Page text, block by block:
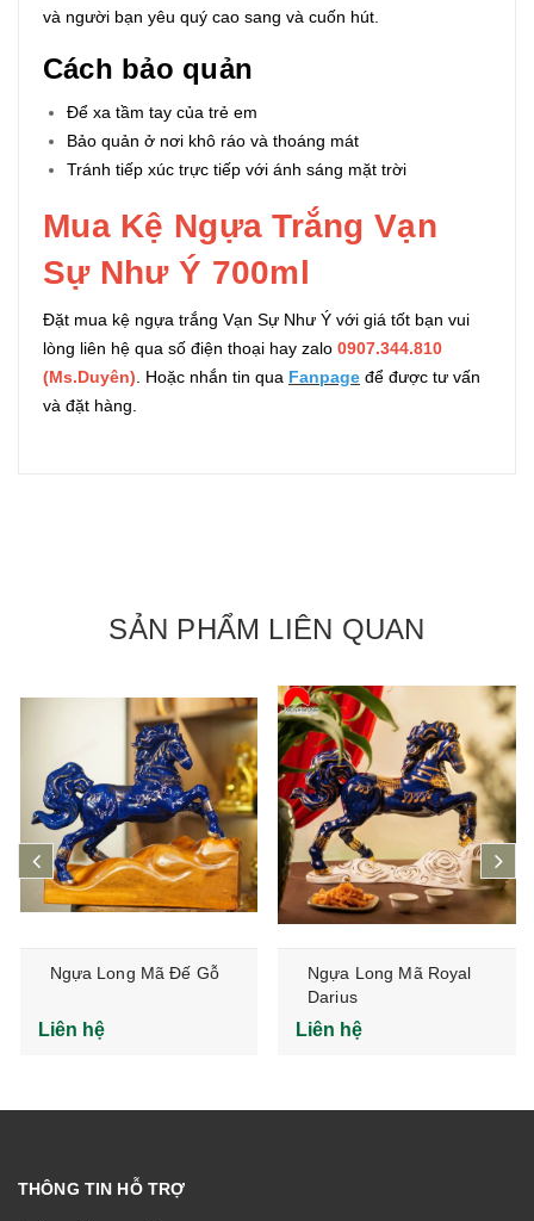
và người bạn yêu quý cao sang và cuốn hút.
Cách bảo quản
Để xa tầm tay của trẻ em
Bảo quản ở nơi khô ráo và thoáng mát
Tránh tiếp xúc trực tiếp với ánh sáng mặt trời
Mua Kệ Ngựa Trắng Vạn
Sự Như Ý 700ml
Đặt mua kệ ngựa trắng Vạn Sự Như Ý với giá tốt bạn vui
lòng liên hệ qua số điện thoại hay zalo 0907.344.810
(Ms.Duyên) . Hoặc nhắn tin qua Fanpage để được tư vấn
và đặt hàng.
SẢN PHẨM LIÊN QUAN
Ngựa Long Mã Đế Gỗ
Liên hệ
Ngựa Long Mã Royal
Darius
Liên hệ
prev
THÔNG TIN HỖ TRỢ